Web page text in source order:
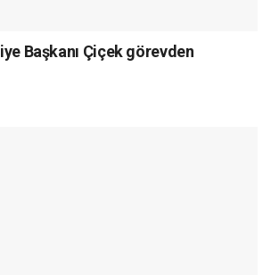
Başkanı Çiçek görevden